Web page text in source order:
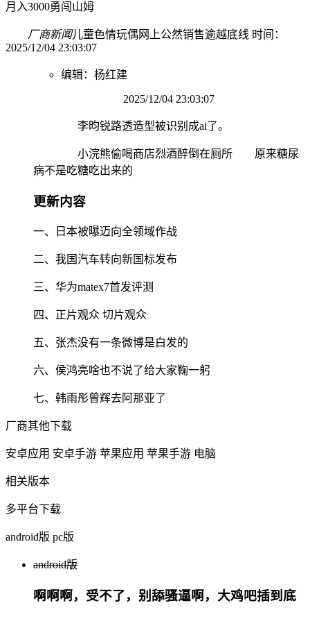
月入3000勇闯山姆
厂商新闻儿童色情玩偶网上公然销售逾越底线 时间：
2025/12/04 23:03:07
编辑：杨红建
2025/12/04 23:03:07
李昀锐路透造型被识别成ai了。
小浣熊偷喝商店烈酒醉倒在厕所 原来糖尿
病不是吃糖吃出来的
更新内容
一、日本被曝迈向全领域作战
二、我国汽车转向新国标发布
三、华为matex7首发评测
四、正片观众 切片观众
五、张杰没有一条微博是白发的
六、侯鸿亮啥也不说了给大家鞠一躬
七、韩雨彤曾辉去阿那亚了
厂商其他下载
安卓应用 安卓手游 苹果应用 苹果手游 电脑
相关版本
多平台下载
android版 pc版
android版
啊啊啊，受不了，别舔骚逼啊，大鸡吧插到底